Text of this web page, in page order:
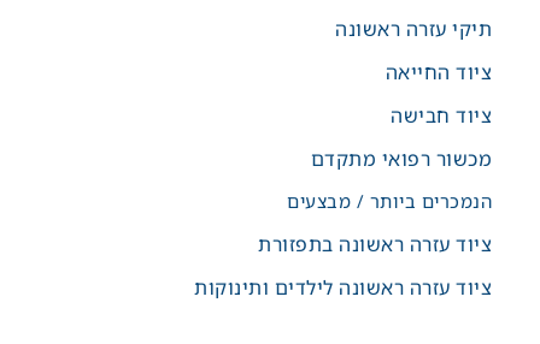
תיקי עזרה ראשונה
ציוד החייאה
ציוד חבישה
מכשור רפואי מתקדם
הנמכרים ביותר / מבצעים
ציוד עזרה ראשונה בתפזורת
ציוד עזרה ראשונה לילדים ותינוקות